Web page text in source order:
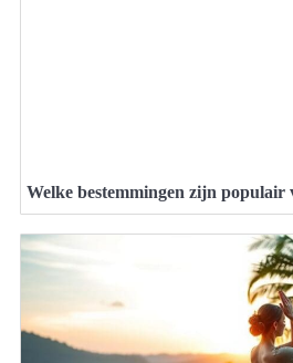
Welke bestemmingen zijn populair